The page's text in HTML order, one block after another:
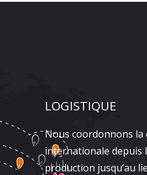
LOGISTIQUE
Nous coordonnons la
internationale depuis
production jusqu’au